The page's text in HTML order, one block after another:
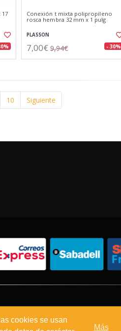
cookies se usan
Más
17
Conexión t mixta polipropileno
rosca hembra 32 mm x 1 pulg
PLASSON
7,00€ 9,94€ - 30%
10 Siguiente